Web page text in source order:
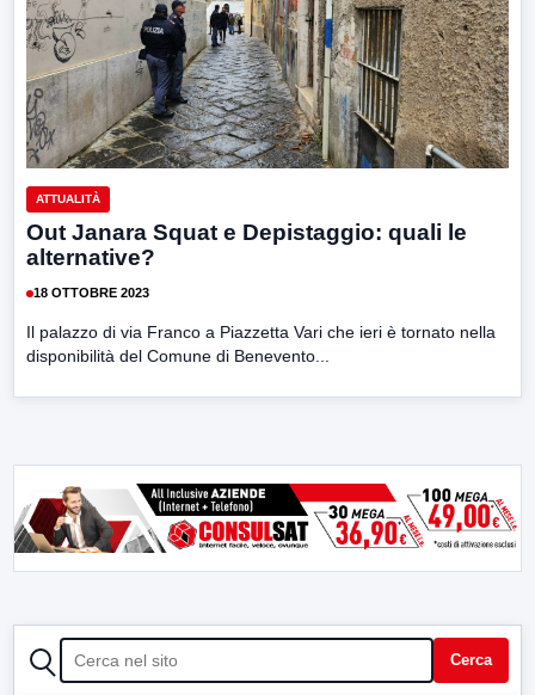
ATTUALITÀ
Out Janara Squat e Depistaggio: quali le
alternative?
18 OTTOBRE 2023
Il palazzo di via Franco a Piazzetta Vari che ieri è tornato nella
disponibilità del Comune di Benevento...
CERCA Cerca